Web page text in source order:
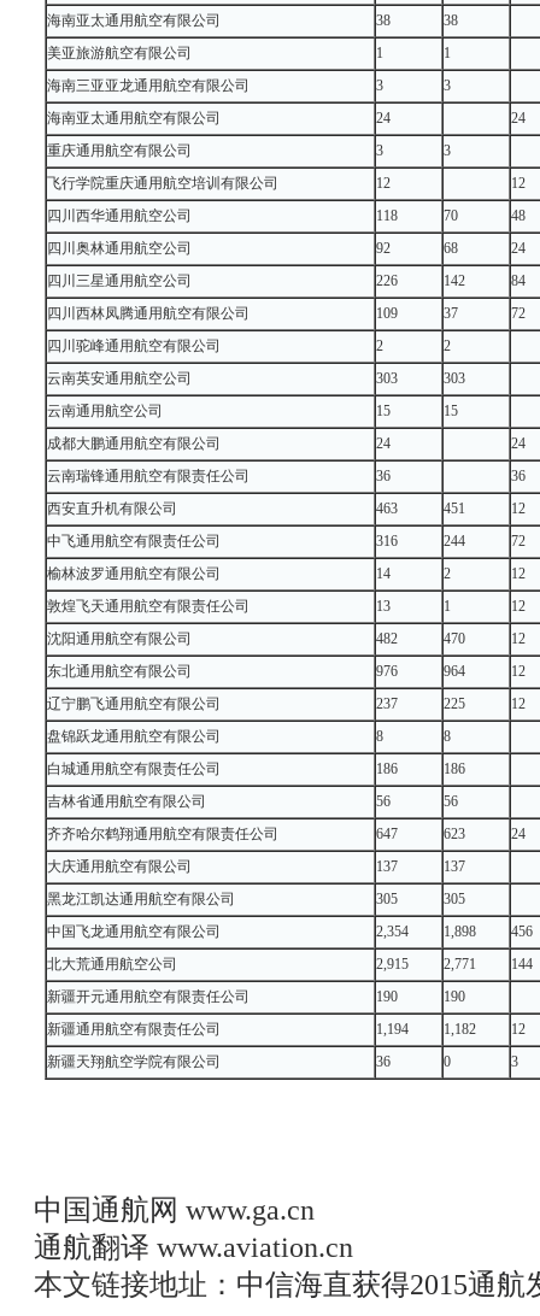
海南亚太通用航空有限公司 38
38
美亚旅游航空有限公司
1
1
海南三亚亚龙通用航空有限公司
3
3
海南亚太通用航空有限公司
24
24
重庆通用航空有限公司
3
3
飞行学院重庆通用航空培训有限公司
12
12
四川西华通用航空公司
118 70
48
四川奥林通用航空公司
92 68
24
四川三星通用航空公司
226 142
84
四川西林凤腾通用航空有限公司
109 37
72
四川驼峰通用航空有限公司
2
2
云南英安通用航空公司
303
303
云南通用航空公司
15
15
成都大鹏通用航空有限公司
24
24
云南瑞锋通用航空有限责任公司
36
36
西安直升机有限公司
463 451
12
中飞通用航空有限责任公司
316 244
72
榆林波罗通用航空有限公司
14 2
12
敦煌飞天通用航空有限责任公司
13 1
12
沈阳通用航空有限公司
482 470
12
东北通用航空有限公司
976 964
12
辽宁鹏飞通用航空有限公司
237 225
12
盘锦跃龙通用航空有限公司
8
8
白城通用航空有限责任公司
186
186
吉林省通用航空有限公司
56
56
齐齐哈尔鹤翔通用航空有限责任公司
647 623
24
大庆通用航空有限公司
137
137
黑龙江凯达通用航空有限公司
305
305
中国飞龙通用航空有限公司
2,354 1,898
456
北大荒通用航空公司
2,915 2,771
144
新疆开元通用航空有限责任公司
190
190
新疆通用航空有限责任公司
1,194 1,182
12
新疆天翔航空学院有限公司
36 0 3
中国通航网 www.ga.cn
通航翻译 www.aviation.cn
本文链接地址： 中信海直获得2015通航